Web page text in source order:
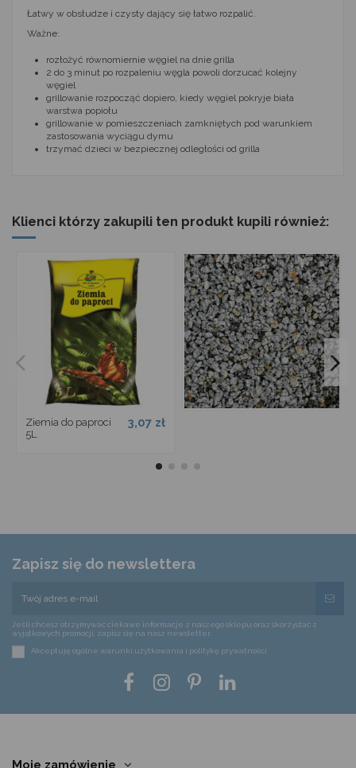
Łatwy w obsłudze i czysty dający się łatwo rozpalić.
Ważne:
rozłożyć równomiernie węgiel na dnie grilla
2 do 3 minut po rozpaleniu węgla powoli dorzucać kolejny
węgiel
grillowanie rozpocząć dopiero, kiedy węgiel pokryje biała
warstwa popiołu
grillowanie w pomieszczeniach zamkniętych pod warunkiem
zastosowania wyciągu dymu
trzymać dzieci w bezpiecznej odległości od grilla
Klienci którzy zakupili ten produkt kupili również:
Ziemia do paproci
5L
3,07 zł
Zapisz się do newslettera
Jeśli chcesz otrzymywać ciekawe informacje z naszego sklepu oraz skorzystać z
wyjątkowych promocji, zapisz się na nasz newsletter.
Akceptuję ogólne warunki użytkowania i politykę prywatności
Moje zamówienie